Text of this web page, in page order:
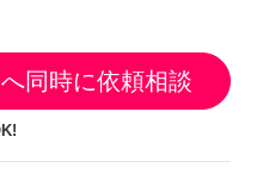
同時に依頼相談